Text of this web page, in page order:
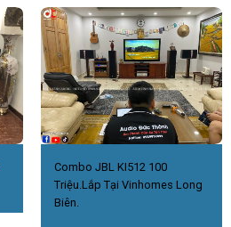
Combo JBL KI512 100
Triệu.Lắp Tại Vinhomes Long
Biên.